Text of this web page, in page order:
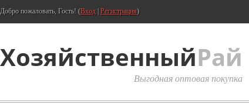
Добро пожаловать, Гость! (Вход Регистрация)
ХозяйственныйРай
Выгодная оптовая покупка